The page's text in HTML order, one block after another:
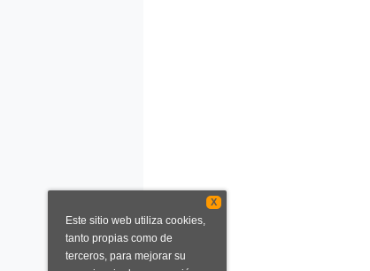
X
Este sitio web utiliza cookies,
tanto propias como de
terceros, para mejorar su